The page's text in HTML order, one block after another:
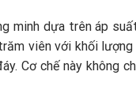
minh dựa trên áp
viên với khối
Cơ chế này không